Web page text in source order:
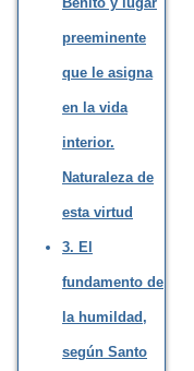
preeminente
que le asigna
en la vida
interior.
Naturaleza de
esta virtud
3. El
fundamento de
la humildad,
según Santo